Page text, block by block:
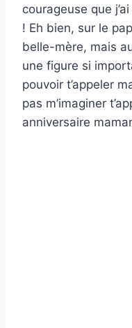
courageuse que
! Eh bien, sur le
belle-mère, mais
une figure si
pouvoir t’appeler
pas m’imaginer
anniversaire